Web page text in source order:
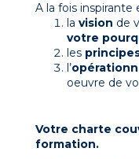
A la fois inspirante
la vision de
votre
les
l’
oeuvre de
Votre charte
formation.